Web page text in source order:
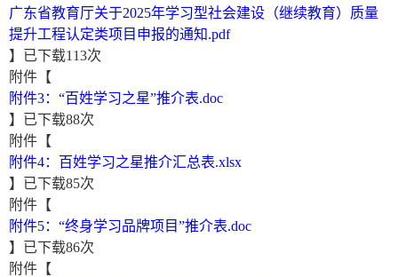
广东省教育厅关于2025年学习型社会建设（继续教育）质量
提升工程认定类项目申报的通知.pdf
】已下载113次
附件【
附件3：“百姓学习之星”推介表.doc
】已下载88次
附件【
附件4：百姓学习之星推介汇总表.xlsx
】已下载85次
附件【
附件5：“终身学习品牌项目”推介表.doc
】已下载86次
附件【